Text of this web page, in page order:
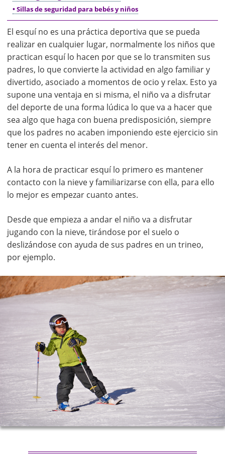
• Sillas de seguridad para bebés y niños
El esquí no es una práctica deportiva que se pueda
realizar en cualquier lugar, normalmente los niños que
practican esquí lo hacen por que se lo transmiten sus
padres, lo que convierte la actividad en algo familiar y
divertido, asociado a momentos de ocio y relax. Esto ya
supone una ventaja en si misma, el niño va a disfrutar
del deporte de una forma lúdica lo que va a hacer que
sea algo que haga con buena predisposición, siempre
que los padres no acaben imponiendo este ejercicio sin
tener en cuenta el interés del menor.
A la hora de practicar esquí lo primero es mantener
contacto con la nieve y familiarizarse con ella, para ello
lo mejor es empezar cuanto antes.
Desde que empieza a andar el niño va a disfrutar
jugando con la nieve, tirándose por el suelo o
deslizándose con ayuda de sus padres en un trineo,
por ejemplo.